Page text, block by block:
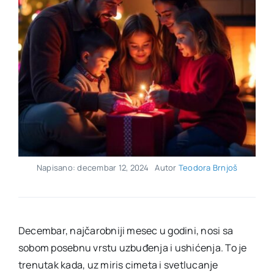
Napisano: decembar 12, 2024 Autor Teodora Brnjoš
Decembar, najčarobniji mesec u godini, nosi sa
sobom posebnu vrstu uzbuđenja i ushićenja. To je
trenutak kada, uz miris cimeta i svetlucanje